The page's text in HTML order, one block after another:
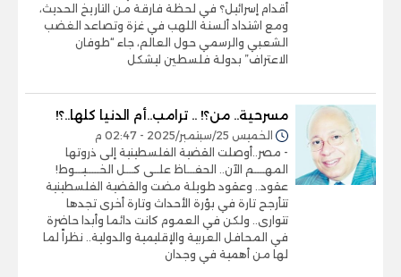
أقدام إسرائيل؟ في لحظة فارقة من التاريخ الحديث،
ومع اشتداد ألسنة اللهب في غزة وتصاعد الغضب
الشعبي والرسمي حول العالم، جاء “طوفان
الاعتراف” بدولة فلسطين ليشكل
مسرحية.. من؟! .. ترامب..أم الدنيا كلها..؟!
الخميس 25/سبتمبر/2025 - 02:47 م
- مصر..أوصلت القضية الفلسطينية إلى ذروتها
المهــــم الآن.. الحفـــاظ علــى كـــل الخـــــيـــوط!
عقود.. وعقود طويلة مضت والقضية الفلسطينية
تتأرجح تارة في بؤرة الأحداث وتارة أخرى تجدها
تتوارى.. ولكن في العموم كانت دائما وأبدا حاضرة
في المحافل العربية والإقليمية والدولية.. نظراً لما
لها من أهمية في وجدان